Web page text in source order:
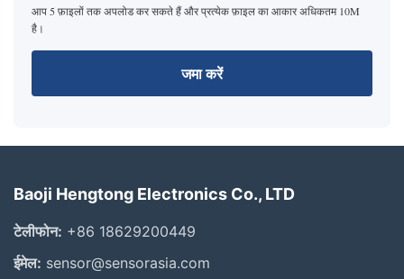
आप 5 फ़ाइलों तक अपलोड कर सकते हैं और प्रत्येक फ़ाइल का आकार अधिकतम 10M
है।
जमा करें
Baoji Hengtong Electronics Co., LTD
टेलीफोन: +86 18629200449
ईमेल: sensor@sensorasia.com